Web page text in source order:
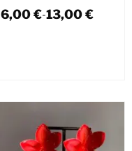
6,00€-13,00€